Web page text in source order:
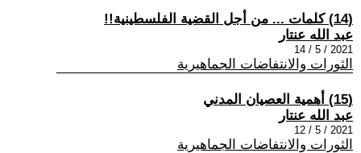
(14) كلمات ... من أجل القضية الفلسطينية!!
عبد الله عنتار
2021 / 5 / 14
الثورات والانتفاضات الجماهيرية
(15) أهمية العصيان المدني
عبد الله عنتار
2021 / 5 / 12
الثورات والانتفاضات الجماهيرية